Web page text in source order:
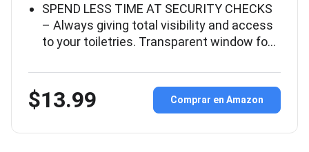
SPEND LESS TIME AT SECURITY CHECKS
– Always giving total visibility and access
to your toiletries. Transparent window fo…
$13.99 Comprar en Amazon